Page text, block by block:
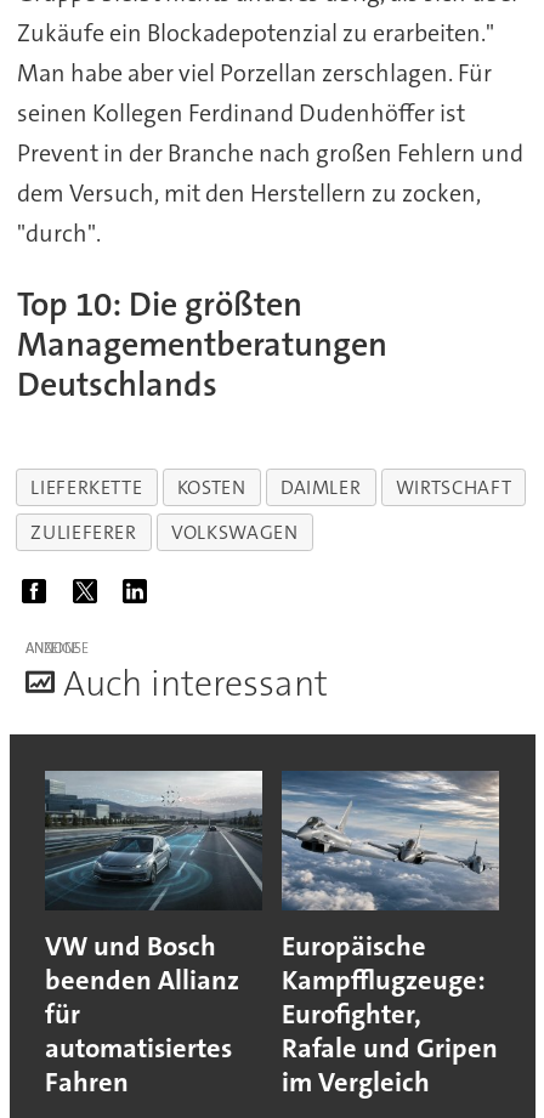
Zukäufe ein Blockadepotenzial zu erarbeiten."
Man habe aber viel Porzellan zerschlagen. Für
seinen Kollegen Ferdinand Dudenhöffer ist
Prevent in der Branche nach großen Fehlern und
dem Versuch, mit den Herstellern zu zocken,
"durch".
Top 10: Die größten
Managementberatungen
Deutschlands
LIEFERKETTE KOSTEN DAIMLER
WIRTSCHAFT
ZULIEFERER
VOLKSWAGEN
ANZEIGE
Auch interessant
VW und Bosch
beenden Allianz
für
automatisiertes
Fahren
Europäische
Kampfflugzeuge:
Eurofighter,
Rafale und Gripen
im Vergleich